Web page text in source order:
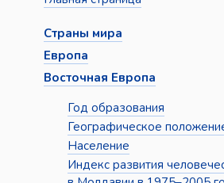
Страны мира
Европа
Восточная Европа
Год образования
Географическое
Население
Индекс развития